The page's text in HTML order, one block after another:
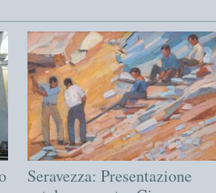
Seravezza: Presentazione